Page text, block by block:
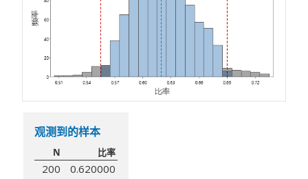
观测到的样本
N 比率
200 0.620000